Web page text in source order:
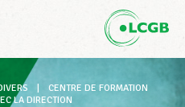
DE
CENTRE DE FORMATION
LA DIRECTION